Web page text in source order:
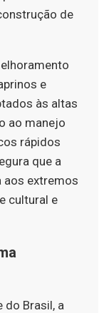
de
e
às altas
ao manejo
rápidos
que a
aos extremos
cultural e
do Brasil, a